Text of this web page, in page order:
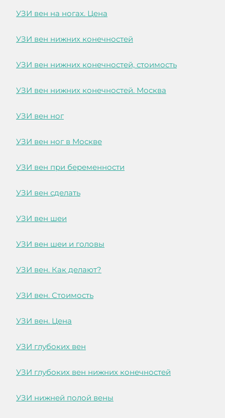
УЗИ вен на ногах. Цена
УЗИ вен нижних конечностей
УЗИ вен нижних конечностей, стоимость
УЗИ вен нижних конечностей. Москва
УЗИ вен ног
УЗИ вен ног в Москве
УЗИ вен при беременности
УЗИ вен сделать
УЗИ вен шеи
УЗИ вен шеи и головы
УЗИ вен. Как делают?
УЗИ вен. Стоимость
УЗИ вен. Цена
УЗИ глубоких вен
УЗИ глубоких вен нижних конечностей
УЗИ нижней полой вены